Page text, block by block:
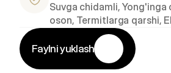
Suvga chidamli,
oson, Termitlarga qarshi,
Faylni yuklash